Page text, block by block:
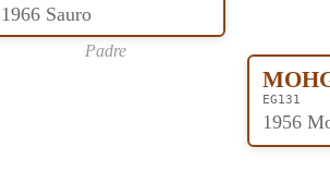
1966 Sauro
Padre
EG131
1956